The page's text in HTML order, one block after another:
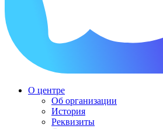
О центре
Об организации
История
Реквизиты